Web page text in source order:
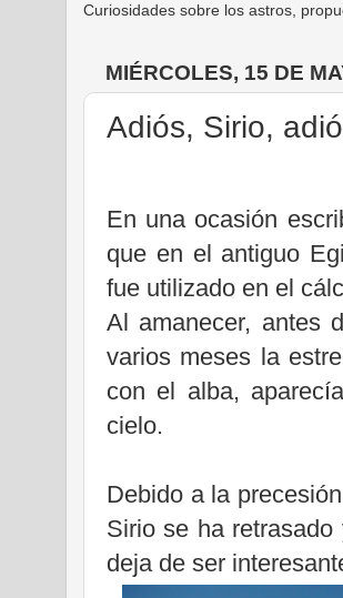
Curiosidades sobre los astros,
MIÉRCOLES, 15 DE
Adiós, Sirio,
En una ocasión
que en el antiguo
fue utilizado en el
Al amanecer, antes
varios meses la
con el alba,
cielo.
Debido a la
Sirio se ha
deja de ser